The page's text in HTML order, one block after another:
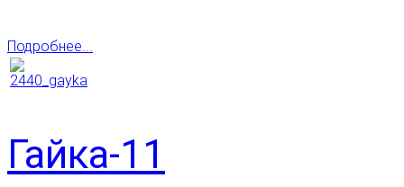
Подробнее...
Гайка-11